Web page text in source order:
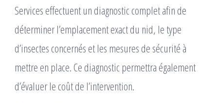
Services effectuent un diagnostic complet afin de
déterminer l’emplacement exact du nid, le type
d’insectes concernés et les mesures de sécurité à
mettre en place. Ce diagnostic permettra également
d’évaluer le coût de l’intervention.